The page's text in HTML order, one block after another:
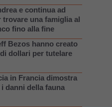
e continua ad
trovare una famiglia al
fino alla fine
Bezos hanno creato
dollari per tutelare
in Francia dimostra
danni della fauna